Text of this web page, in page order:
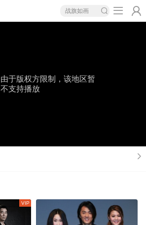
战旗如画
由于版权方限制，该地区暂
不支持播放